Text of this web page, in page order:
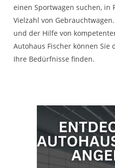
einen Sportwagen suchen, in
Vielzahl von
und der Hilfe von
Autohaus Fischer können Sie
Ihre Bedürfnisse finden.